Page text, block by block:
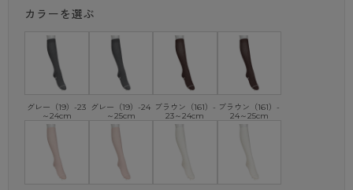
ご覧になる環境（PCのモニタ設定やスマホ画面シール等）により実物
場合がございます。
カラーを選ぶ
グレー（19）-23
～24cm
グレー（19）-24
～25cm
ブラウン（161）-
23～24cm
ブラウン（161）-
24～25cm